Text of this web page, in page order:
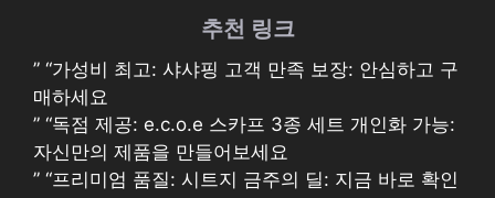
추천 링크
” “가성비 최고: 샤샤핑 고객 만족 보장: 안심하고 구
매하세요
” “독점 제공: e.c.o.e 스카프 3종 세트 개인화 가능:
자신만의 제품을 만들어보세요
” “프리미엄 품질: 시트지 금주의 딜: 지금 바로 확인